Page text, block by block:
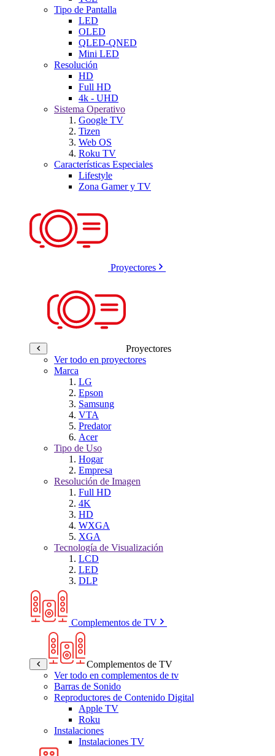
Tipo de Pantalla
LED
OLED
QLED-QNED
Mini LED
Resolución
HD
Full HD
4k - UHD
Sistema Operativo
Google TV
Tizen
Web OS
Roku TV
Características Especiales
Lifestyle
Zona Gamer y TV
Proyectores
Proyectores
Ver todo en proyectores
Marca
LG
Epson
Samsung
VTA
Predator
Acer
Tipo de Uso
Hogar
Empresa
Resolución de Imagen
Full HD
4K
HD
WXGA
XGA
Tecnología de Visualización
LCD
LED
DLP
Complementos de TV
Complementos de TV
Ver todo en complementos de tv
Barras de Sonido
Reproductores de Contenido Digital
Apple TV
Roku
Instalaciones
Instalaciones TV